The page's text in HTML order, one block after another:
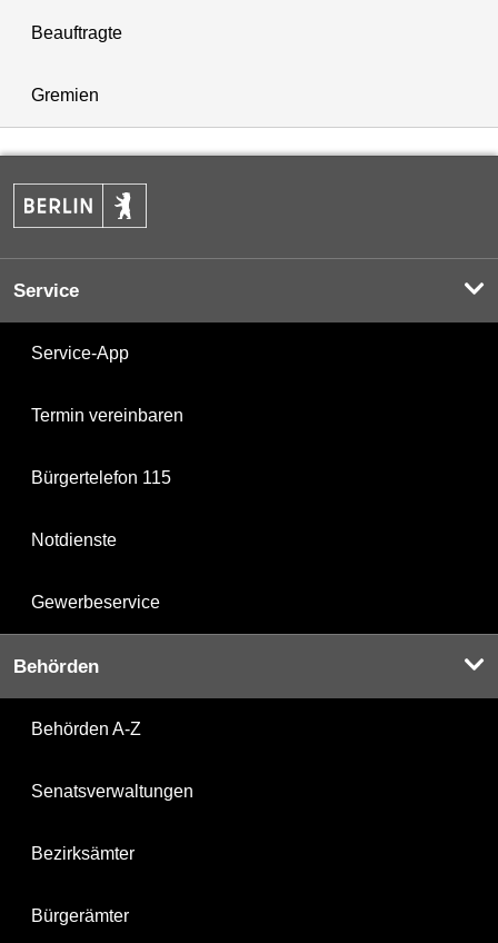
Beauftragte
Gremien
Service
Service-App
Termin vereinbaren
Bürgertelefon 115
Notdienste
Gewerbeservice
Behörden
Behörden A-Z
Senatsverwaltungen
Bezirksämter
Bürgerämter